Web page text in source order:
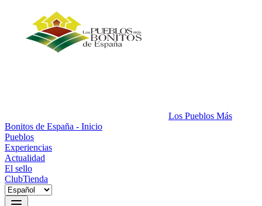
Los Pueblos Más
Bonitos de España - Inicio
Pueblos
Experiencias
Actualidad
El sello
ClubTienda